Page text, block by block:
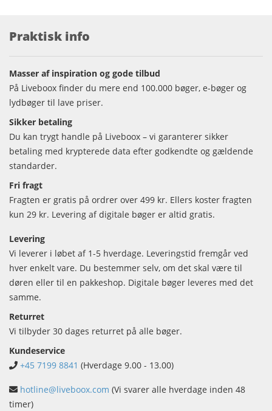
Praktisk info
Masser af inspiration og gode tilbud
På Liveboox finder du mere end 100.000 bøger, e-bøger og
lydbøger til lave priser.
Sikker betaling
Du kan trygt handle på Liveboox – vi garanterer sikker
betaling med krypterede data efter godkendte og gældende
standarder.
Fri fragt
Fragten er gratis på ordrer over 499 kr. Ellers koster fragten
kun 29 kr. Levering af digitale bøger er altid gratis.
Levering
Vi leverer i løbet af 1-5 hverdage. Leveringstid fremgår ved
hver enkelt vare. Du bestemmer selv, om det skal være til
døren eller til en pakkeshop. Digitale bøger leveres med det
samme.
Returret
Vi tilbyder 30 dages returret på alle bøger.
Kundeservice
+45 7199 8841 (Hverdage 9.00 - 13.00)
hotline@liveboox.com (Vi svarer alle hverdage inden 48
timer)